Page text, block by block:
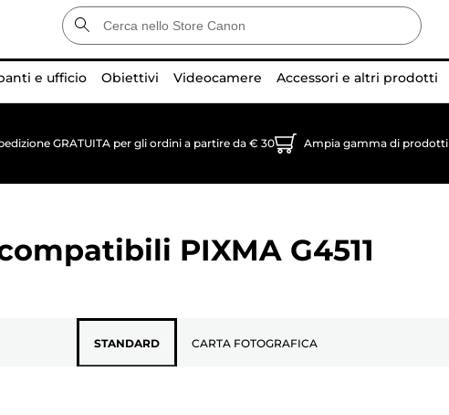
e ufficio Obiettivi Videocamere Accessori e altri prodotti
GRATUITA per gli ordini a partire da € 30 Ampia gamma di prodotti
PIXMA G4511
STANDARD CARTA FOTOGRAFICA